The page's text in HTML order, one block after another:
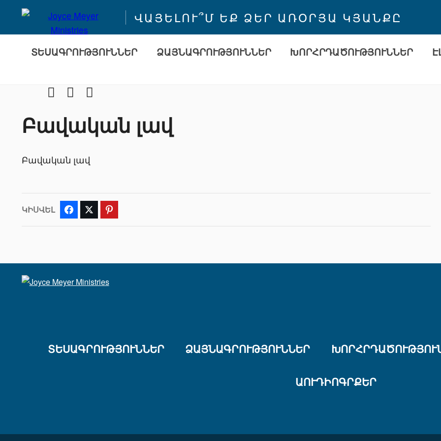
ՎԱՅԵԼՈՒ՞Մ ԵՔ ՁԵՐ ԱՌՕՐՅԱ ԿՅԱՆՔԸ
ՏԵՍԱԳՐՈՒԹՅՈՒՆՆԵՐ ՁԱՅՆԱԳՐՈՒԹՅՈՒՆՆԵՐ ԽՈՐՀՐԴԱԾՈՒԹՅՈՒՆՆԵՐ
FacebookYoutube
Բավական լավ
Բավական լավ
ԿԻՍՎԵԼ FacebookTwitter
ՏԵՍԱԳՐՈՒԹՅՈՒՆՆԵՐ ՁԱՅՆԱԳՐՈՒԹՅՈՒՆՆԵՐ
ԱՈՒԴԻՈԳՐՔԵՐ